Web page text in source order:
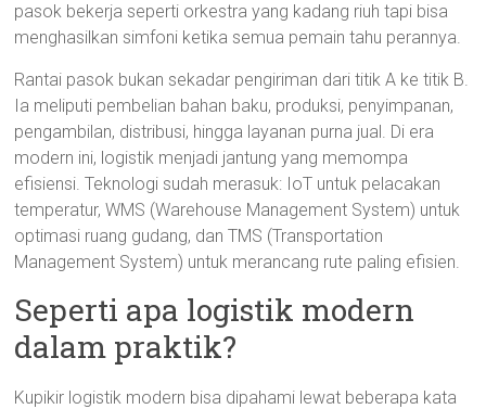
pasok bekerja seperti orkestra yang kadang riuh tapi bisa
menghasilkan simfoni ketika semua pemain tahu perannya.
Rantai pasok bukan sekadar pengiriman dari titik A ke titik B.
Ia meliputi pembelian bahan baku, produksi, penyimpanan,
pengambilan, distribusi, hingga layanan purna jual. Di era
modern ini, logistik menjadi jantung yang memompa
efisiensi. Teknologi sudah merasuk: IoT untuk pelacakan
temperatur, WMS (Warehouse Management System) untuk
optimasi ruang gudang, dan TMS (Transportation
Management System) untuk merancang rute paling efisien.
Seperti apa logistik modern
dalam praktik?
Kupikir logistik modern bisa dipahami lewat beberapa kata